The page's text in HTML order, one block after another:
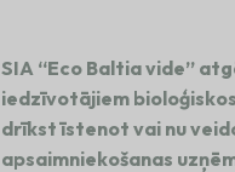
SIA “Eco Baltia vide”
iedzīvotājiem
drīkst īstenot vai nu
apsaimniekošanas